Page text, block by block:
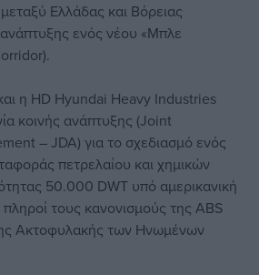
Ελλάδας και Βόρειας
ενός νέου «Μπλε
η HD Hyundai Heavy Industries
κοινής ανάπτυξης (Joint
– JDA) για το σχεδιασμό ενός
πετρελαίου και χημικών
50.000 DWT υπό αμερικανική
τους κανονισμούς της ABS
Ακτοφυλακής των Ηνωμένων